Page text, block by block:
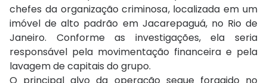
chefes da organização criminosa, localizada em um
imóvel de alto padrão em Jacarepaguá, no Rio de
Janeiro. Conforme as investigações, ela seria
responsável pela movimentação financeira e pela
lavagem de capitais do grupo.